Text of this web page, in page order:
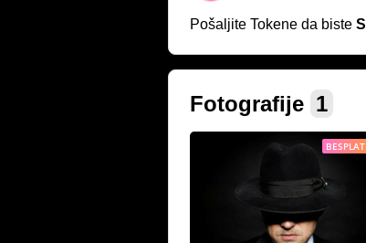
Pošaljite Tokene da biste
Fotografije 1